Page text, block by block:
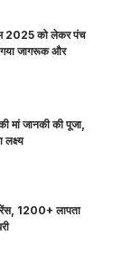
2025 को लेकर पंच
गया जागरूक और
मां जानकी की पूजा,
1200+ लापता